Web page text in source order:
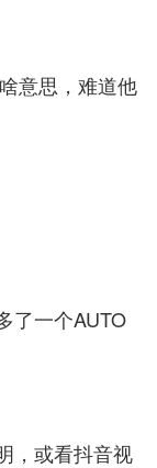
意思，难道他
了一个AUTO
，或看抖音视